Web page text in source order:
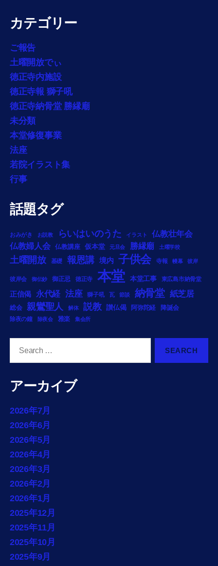
カテゴリー
ご報告
土曜開放でぃ
徳正寺内施設
徳正寺報 獅子吼
徳正寺納骨堂 勝縁廟
未分類
本堂修復事業
法座
若院イラスト集
行事
話題タグ
おみがき お説教 らいはいのうた イラスト
仏教壮年会
仏教婦人会
仏教講座 仮本堂 元旦会 勝縁廟 土曜学校
土曜開放 基礎 報恩講 境内 子供会 寺報 幔幕 彼岸
彼岸会 御伝鈔 御正忌 徳正寺 本堂 本堂工事 東広島市納骨堂
正信偈 永代経 法座 獅子吼 瓦 節談 納骨堂 紙芝居
総会 親鸞聖人 解体 説教 讃仏偈 阿弥陀経 降誕会
除夜の鐘 除夜会 雅楽 集会所
アーカイブ
2026年7月
2026年6月
2026年5月
2026年4月
2026年3月
2026年2月
2026年1月
2025年12月
2025年11月
2025年10月
2025年9月